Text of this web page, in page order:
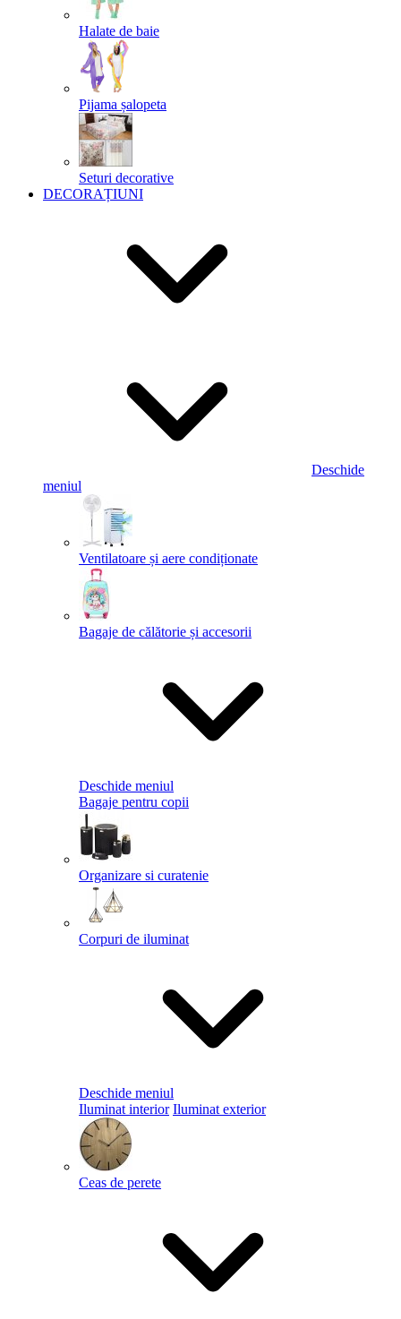
Halate de baie
Pijama șalopeta
Seturi decorative
DECORAȚIUNI
Deschide
meniul
Ventilatoare și aere condiționate
Bagaje de călătorie și accesorii
Deschide meniul
Bagaje pentru copii
Organizare si curatenie
Corpuri de iluminat
Deschide meniul
Iluminat interior Iluminat exterior
Ceas de perete